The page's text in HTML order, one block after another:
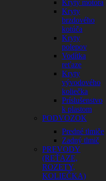
Kryty motora
Kryty
brzdového
kotúča
Kryty
polepov
Vodítka
reťaze
Kryty
vývodového
koliečka
Príslušenstvo
k plastom
PODVOZOK
Predné tlmiče
Zadný tlmič
PREVODY
(REŤAZE,
ROZETY,
KOLIEČKA)